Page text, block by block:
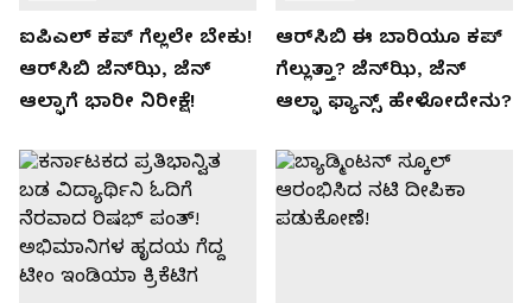
ಐಪಿಎಲ್ ಕಪ್‌ ಗೆಲ್ಲಲೇ ಬೇಕು!
ಆರ್‌ಸಿಬಿ ಜೆನ್‌ಝಿ, ಜೆನ್‌
ಆಲ್ಫಾಗೆ ಭಾರೀ ನಿರೀಕ್ಷೆ!
ಆರ್‌ಸಿಬಿ ಈ ಬಾರಿಯೂ ಕಪ್‌
ಗೆಲ್ಲುತ್ತಾ? ಜೆನ್‌ಝಿ, ಜೆನ್‌
ಆಲ್ಫಾ ಫ್ಯಾನ್ಸ್ ಹೇಳೋದೇನು?